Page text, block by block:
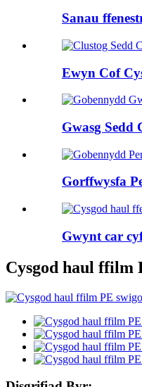
Sanau
Ewyn Cof
Gwasg Sedd
Gorffwysfa
Gwynt car
Cysgod haul ffilm